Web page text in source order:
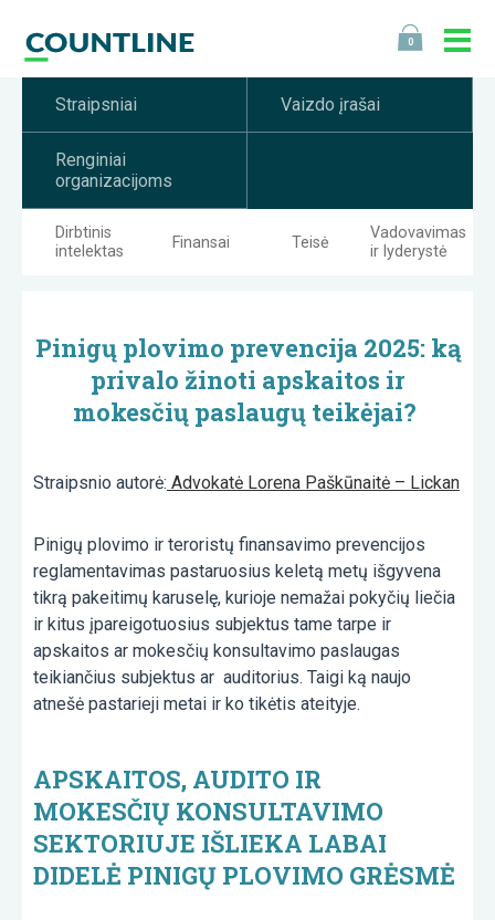
0
Straipsniai Vaizdo įrašai
Renginiai
organizacijoms
Dirbtinis
intelektas
Finansai Teisė
Vadovavimas
ir lyderystė
Pinigų plovimo prevencija 2025: ką
privalo žinoti apskaitos ir
mokesčių paslaugų teikėjai?
Straipsnio autorė: Advokatė Lorena Paškūnaitė – Lickan
Pinigų plovimo ir teroristų finansavimo prevencijos
reglamentavimas pastaruosius keletą metų išgyvena
tikrą pakeitimų karuselę, kurioje nemažai pokyčių liečia
ir kitus įpareigotuosius subjektus tame tarpe ir
apskaitos ar mokesčių konsultavimo paslaugas
teikiančius subjektus ar auditorius. Taigi ką naujo
atnešė pastarieji metai ir ko tikėtis ateityje.
APSKAITOS, AUDITO IR
MOKESČIŲ KONSULTAVIMO
SEKTORIUJE IŠLIEKA LABAI
DIDELĖ PINIGŲ PLOVIMO GRĖSMĖ